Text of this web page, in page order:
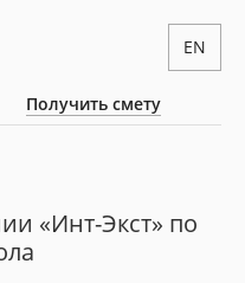
Получить смету
EN
«Инт-Экст» по